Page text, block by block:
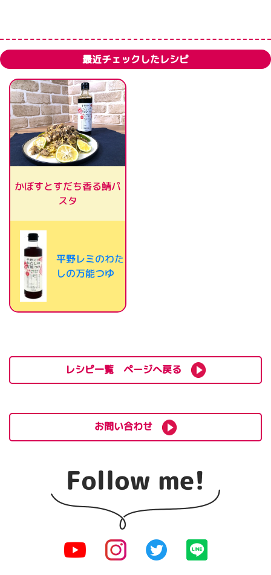
最近チェックしたレシピ
かぼすとすだち香る鯖パ
スタ
平野レミのわた
しの万能つゆ
レシピ一覧 ページへ戻る
お問い合わせ